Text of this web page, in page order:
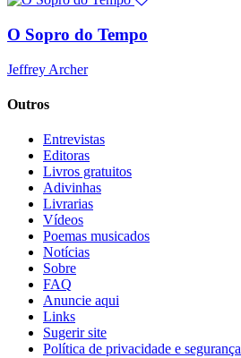
O Sopro do Tempo
Jeffrey Archer
Outros
Entrevistas
Editoras
Livros gratuitos
Adivinhas
Livrarias
Vídeos
Poemas musicados
Notícias
Sobre
FAQ
Anuncie aqui
Links
Sugerir site
Política de privacidade e segurança